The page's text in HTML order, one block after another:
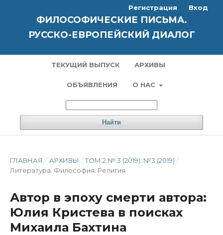
ФИЛОСОФИЧЕСКИЕ ПИСЬМА.
РУССКО-ЕВРОПЕЙСКИЙ ДИАЛОГ
ТЕКУЩИЙ ВЫПУСК АРХИВЫ
ОБЪЯВЛЕНИЯ О НАС
Найти
Регистрация Вход
ГЛАВНАЯ / АРХИВЫ / ТОМ 2 № 3 (2019): №3 (2019) /
Литература. Философия. Pелигия
Автор в эпоху смерти автора:
Юлия Кристева в поисках
Михаила Бахтина